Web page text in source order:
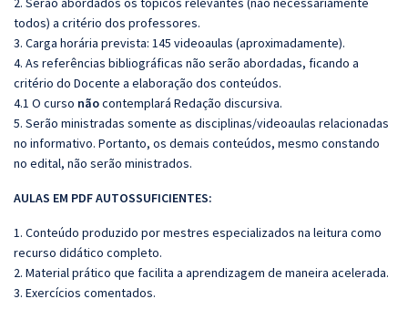
todos) a critério dos professores.
3. Carga horária prevista: 145 videoaulas (aproximadamente).
4. As referências bibliográficas não serão abordadas, ficando a
critério do Docente a elaboração dos conteúdos.
4.1 O curso nãocontemplará Redação discursiva.
5. Serão ministradas somente as disciplinas/videoaulas relacionadas
no informativo. Portanto, os demais conteúdos, mesmo constando
no edital, não serão ministrados.
AULAS EM PDF AUTOSSUFICIENTES:
1. Conteúdo produzido por mestres especializados na leitura como
recurso didático completo.
2. Material prático que facilita a aprendizagem de maneira acelerada.
3. Exercícios comentados.